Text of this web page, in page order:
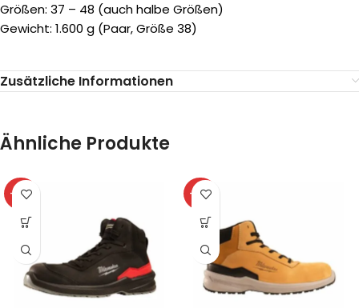
Größen: 37 – 48 (auch halbe Größen)
Gewicht: 1.600 g (Paar, Größe 38)
Zusätzliche Informationen
Ähnliche Produkte
-32% -32%